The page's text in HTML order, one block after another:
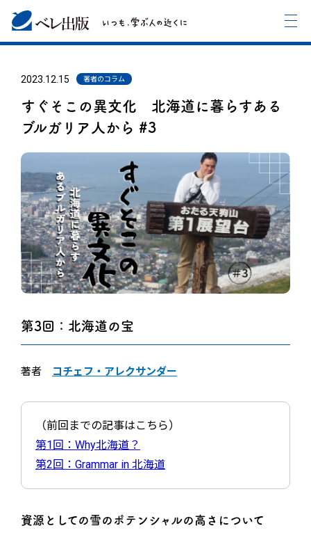
2023.12.15 著者のコラム
すぐそこの異文化 北海道に暮らすある
ブルガリア人から #3
第3回：北海道の宝
著者 コチェフ・アレクサンダー
（前回までの記事はこちら）
第1回：Why北海道？
第2回：Grammar in 北海道
資源としての雪のポテンシャルの高さについて